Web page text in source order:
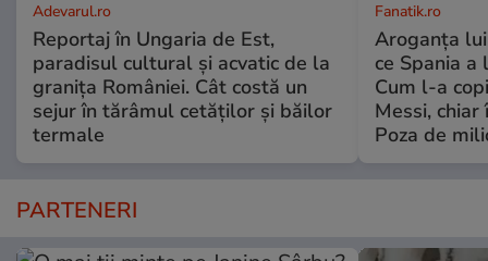
Adevarul.ro
Reportaj în Ungaria de Est,
paradisul cultural și acvatic de la
granița României. Cât costă un
sejur în tărâmul cetăților și băilor
termale
Fanatik.ro
Aroganța
ce Spania a
Cum l-a
Messi,
Poza de
PARTENERI